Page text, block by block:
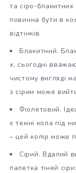
та сіро-
повинна бути в
відтінків.
Блакитний.
х, сьогодні
чистому вигляді
з сірим може
Фіолетовий.
є темні кола під
– цей колір може
Сірий. Вдалий
палетка тіней